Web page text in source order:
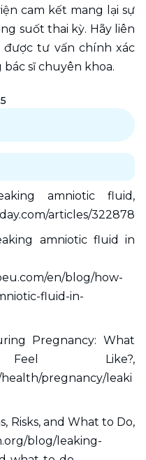
cam kết mang lại sự
suốt thai kỳ. Hãy liên
được tư vấn chính xác
sĩ chuyên khoa.
amniotic fluid,
articles/322878
amniotic fluid in
en/blog/how-
fluid-in-
Pregnancy: What
Like?,
pregnancy/leaki
Risks, and What to Do,
blog/leaking-